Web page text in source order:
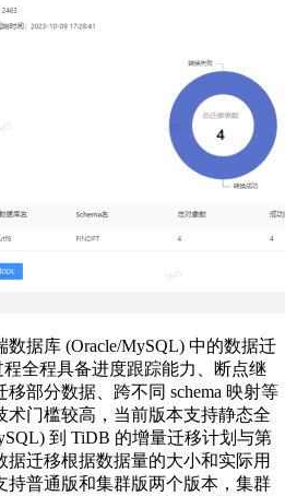
数据库 (Oracle/MySQL) 中的数据迁
全程具备进度跟踪能力、断点继
部分数据、跨不同 schema 映射等
术门槛较高，当前版本支持静态全
到 TiDB 的增量迁移计划与第
据迁移根据数据量的大小和实际用
持普通版和集群版两个版本，集群